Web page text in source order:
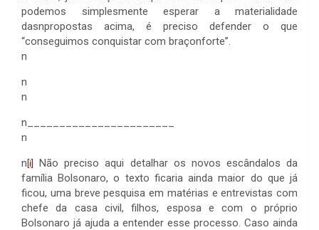
podemos simplesmente esperar a materialidade
dasnpropostas acima, é preciso defender o que
“conseguimos conquistar com braçonforte”.
n
n
n
n
n
n [i]
Não preciso aqui detalhar os novos escândalos da
família Bolsonaro, o texto ficaria ainda maior do que já
ficou, uma breve pesquisa em matérias e entrevistas com
chefe da casa civil, filhos, esposa e com o próprio
Bolsonaro já ajuda a entender esse processo. Caso ainda